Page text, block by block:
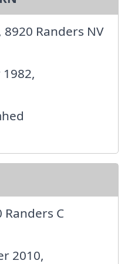
Randers NV
C
2010,